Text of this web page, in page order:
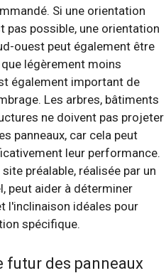
Si une orientation
pas possible, une orientation
ouest peut également être
légèrement moins
également important de
Les arbres, bâtiments
ne doivent pas projeter
panneaux, car cela peut
leur performance.
préalable, réalisée par un
peut aider à déterminer
l'inclinaison idéales pour
spécifique.
futur des panneaux